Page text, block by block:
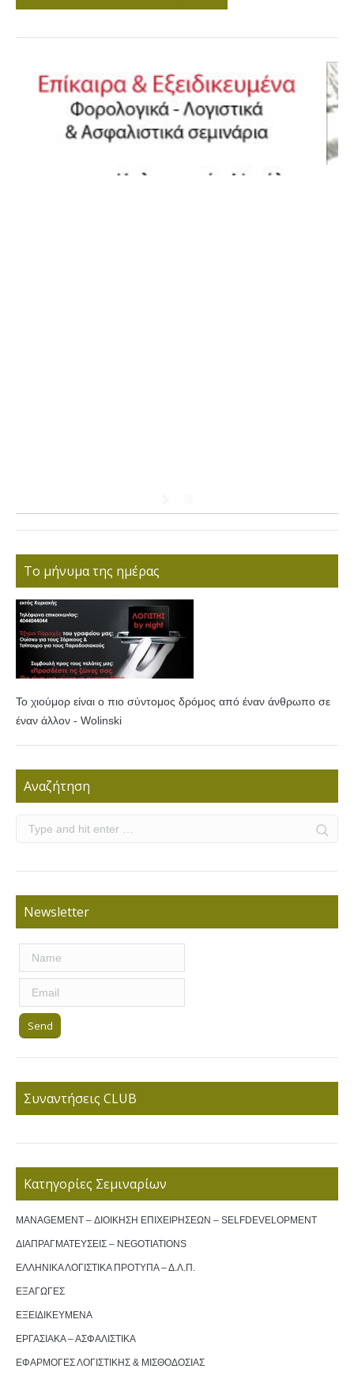
Το μήνυμα της ημέρας
Το χιούμορ είναι ο πιο σύντομος δρόμος από έναν άνθρωπο σε
έναν άλλον - Wolinski
Αναζήτηση
Newsletter
Συναντήσεις CLUB
Κατηγορίες Σεμιναρίων
MANAGEMENT – ΔΙΟΙΚΗΣΗ ΕΠΙΧΕΙΡΗΣΕΩΝ – SELFDEVELOPMENT
ΔΙΑΠΡΑΓΜΑΤΕΥΣΕΙΣ – NEGOTIATIONS
ΕΛΛΗΝΙΚΑ ΛΟΓΙΣΤΙΚΑ ΠΡΟΤΥΠΑ – Δ.Λ.Π.
ΕΞΑΓΩΓΕΣ
ΕΞΕΙΔΙΚΕΥΜΕΝΑ
ΕΡΓΑΣΙΑΚΑ – ΑΣΦΑΛΙΣΤΙΚΑ
ΕΦΑΡΜΟΓΕΣ ΛΟΓΙΣΤΙΚΗΣ & ΜΙΣΘΟΔΟΣΙΑΣ